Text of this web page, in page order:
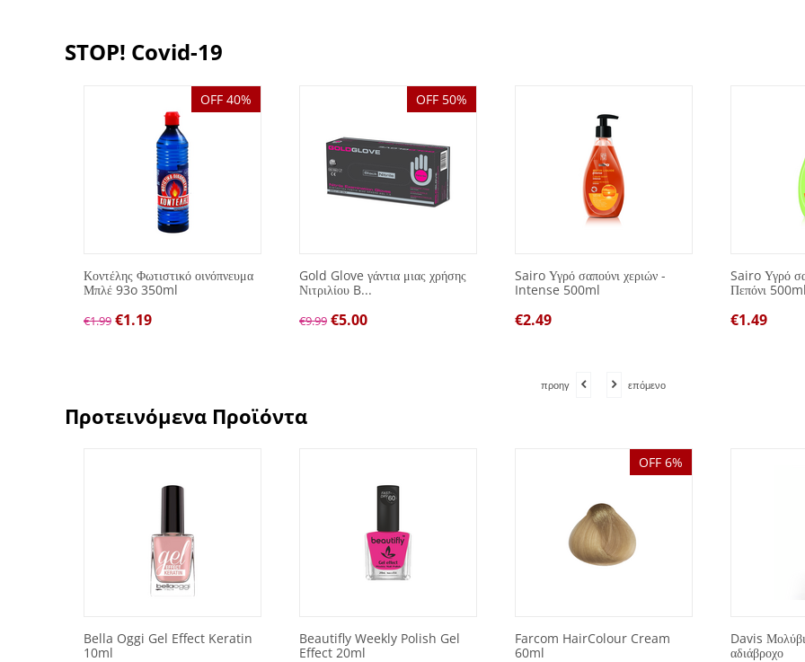
STOP! Covid-19
OFF 40%
Κοντέλης Φωτιστικό οινόπνευμα
Μπλέ 93o 350ml
€1.99 €1.19
OFF 50%
Gold Glove γάντια μιας χρήσης
Νιτριλίου B...
€9.99 €5.00
Sairo Υγρό σαπούνι χεριών -
Intense 500ml
€2.49
Sairo Υγρό
Πεπόνι 500ml
€1.49
προηγ επόμενο
Προτεινόμενα Προϊόντα
Bella Oggi Gel Effect Keratin
10ml
Beautifly Weekly Polish Gel
Effect 20ml
OFF 6%
Farcom HairColour Cream
60ml
Davis Μολύβι
αδιάβροχο